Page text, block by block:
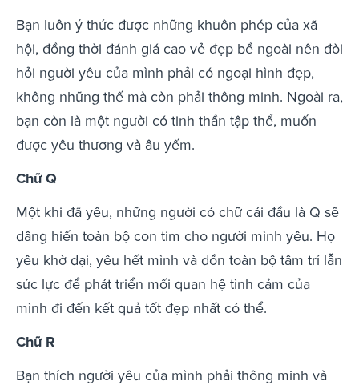
Bạn luôn ý thức được những khuôn phép của xã
hội, đồng thời đánh giá cao vẻ đẹp bề ngoài nên đòi
hỏi người yêu của mình phải có ngoại hình đẹp,
không những thế mà còn phải thông minh. Ngoài ra,
bạn còn là một người có tinh thần tập thể, muốn
được yêu thương và âu yếm.
Chữ Q
Một khi đã yêu, những người có chữ cái đầu là Q sẽ
dâng hiến toàn bộ con tim cho người mình yêu. Họ
yêu khờ dại, yêu hết mình và dồn toàn bộ tâm trí lẫn
sức lực để phát triển mối quan hệ tình cảm của
mình đi đến kết quả tốt đẹp nhất có thể.
Chữ R
Bạn thích người yêu của mình phải thông minh và